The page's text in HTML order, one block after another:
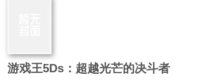
游戏王5Ds：超越光芒的决斗者